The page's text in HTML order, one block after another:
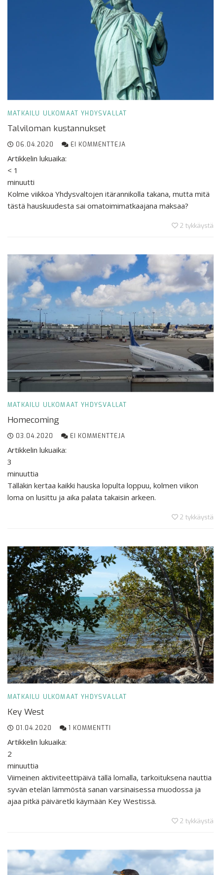
MATKAILU ULKOMAAT YHDYSVALLAT
Talviloman kustannukset
06.04.2020 EI KOMMENTTEJA
Artikkelin lukuaika:
< 1
minuutti
Kolme viikkoa Yhdysvaltojen itärannikolla takana, mutta mitä
tästä hauskuudesta sai omatoimimatkaajana maksaa?
2 tykkäystä
MATKAILU ULKOMAAT YHDYSVALLAT
Homecoming
03.04.2020 EI KOMMENTTEJA
Artikkelin lukuaika:
3
minuuttia
Tälläkin kertaa kaikki hauska lopulta loppuu, kolmen viikon
loma on lusittu ja aika palata takaisin arkeen.
2 tykkäystä
MATKAILU ULKOMAAT YHDYSVALLAT
Key West
01.04.2020 1 KOMMENTTI
Artikkelin lukuaika:
2
minuuttia
Viimeinen aktiviteettipäivä tällä lomalla, tarkoituksena nauttia
syvän etelän lämmöstä sanan varsinaisessa muodossa ja
ajaa pitkä päiväretki käymään Key Westissä.
2 tykkäystä